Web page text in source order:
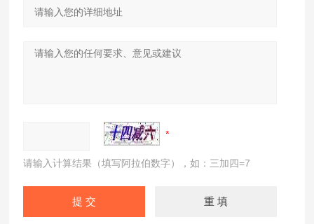
请输入计算结果（填写阿拉伯数字），如：三加四=7